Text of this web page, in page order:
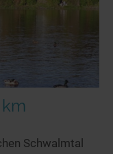
Schwalmtal